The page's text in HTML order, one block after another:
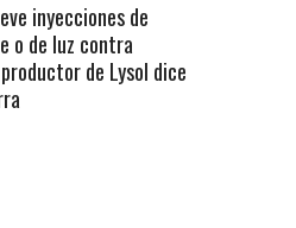
inyecciones de
o de luz contra
de Lysol dice